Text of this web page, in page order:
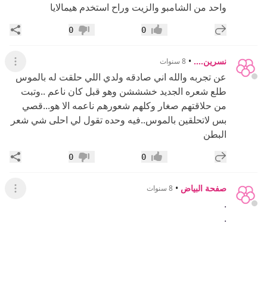
واحد من الشامبو والزيت وراح استخدم هيمالايا
إضافة رد جديد إعجاب0 عدم إعجاب
0
نسرين.... • 8 سنوات عرض
عن تجربه والله اني صادقه ولدي اللي حلقت له بالموس
طلع شعره الجديد خشششن وهو قبل كان ناعم ..وتبت
من حلاقتهم صغار وكلهم شعورهم ناعمه الا هو...قصي
بس لاتحلقين بالموس..فيه وحده تقول لي احلى شي شعر
البطن
إضافة رد جديد إعجاب0 عدم إعجاب
0
صفحة البياض • 8 سنوات عرض
.
.